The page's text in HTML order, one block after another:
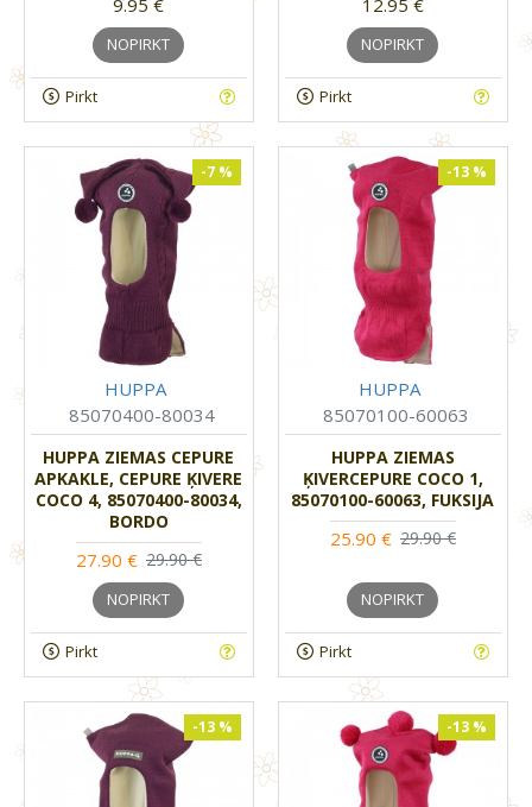
NOPIRKT
Pirkt
NOPIRKT
Pirkt
-7 %
HUPPA
85070400-80034
HUPPA ZIEMAS CEPURE
APKAKLE, CEPURE ĶIVERE
COCO 4, 85070400-80034,
BORDO
27.90 € 29.90 €
NOPIRKT
Pirkt
-13 %
HUPPA
85070100-60063
HUPPA ZIEMAS
ĶIVERCEPURE COCO 1,
85070100-60063, FUKSIJA
25.90 € 29.90 €
NOPIRKT
Pirkt
-13 % -13 %